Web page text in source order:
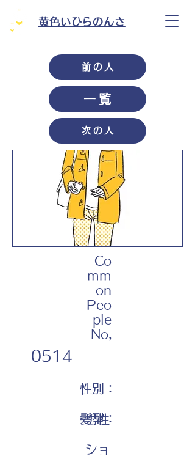
黄色いひらのんさ
前の人
一覧
次の人
Co
mm
on
Peo
ple
No,
0514
性別：
男性
髪型：
ショ